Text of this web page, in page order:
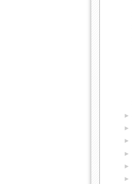
►
►
►
►
►
►